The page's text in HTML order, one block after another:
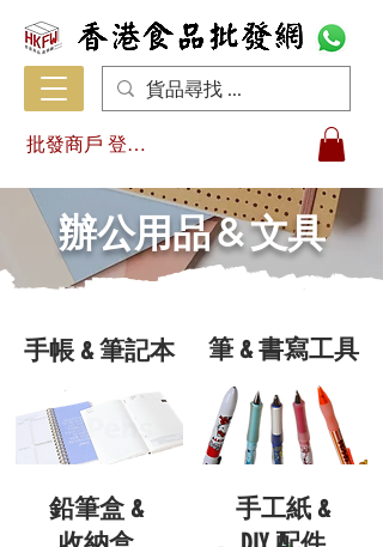
批發商戶 登入/註冊
辦公用品 & 文具
手帳 & 筆記本 筆 & 書寫工具
鉛筆盒 &
手工紙 &